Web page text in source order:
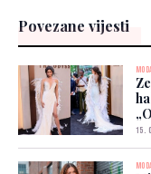
Povezane vijesti
15.